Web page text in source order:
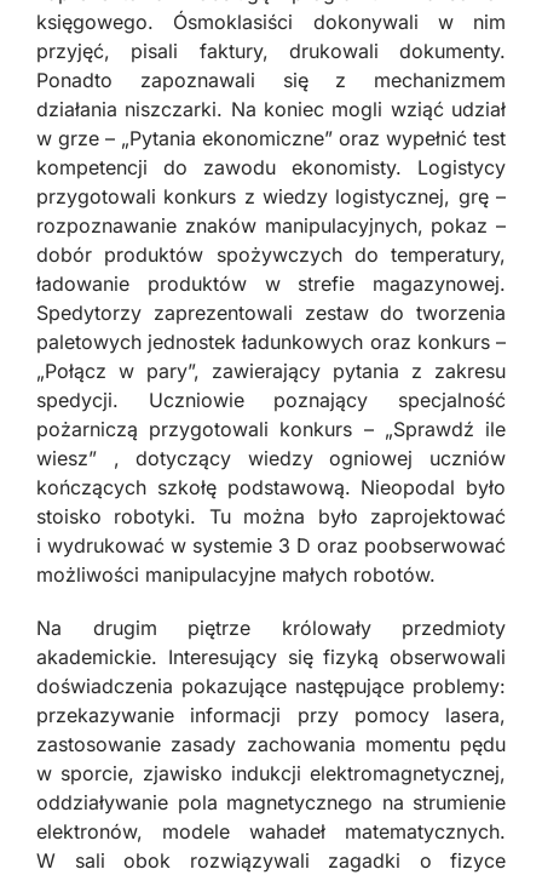
księgowego. Ósmoklasiści dokonywali w nim
przyjęć, pisali faktury, drukowali dokumenty.
Ponadto zapoznawali się z mechanizmem
działania niszczarki. Na koniec mogli wziąć udział
w grze – „Pytania ekonomiczne” oraz wypełnić test
kompetencji do zawodu ekonomisty. Logistycy
przygotowali konkurs z wiedzy logistycznej, grę –
rozpoznawanie znaków manipulacyjnych, pokaz –
dobór produktów spożywczych do temperatury,
ładowanie produktów w strefie magazynowej.
Spedytorzy zaprezentowali zestaw do tworzenia
paletowych jednostek ładunkowych oraz konkurs –
„Połącz w pary”, zawierający pytania z zakresu
spedycji. Uczniowie poznający specjalność
pożarniczą przygotowali konkurs – „Sprawdź ile
wiesz” , dotyczący wiedzy ogniowej uczniów
kończących szkołę podstawową. Nieopodal było
stoisko robotyki. Tu można było zaprojektować
i wydrukować w systemie 3 D oraz poobserwować
możliwości manipulacyjne małych robotów.
Na drugim piętrze królowały przedmioty
akademickie. Interesujący się fizyką obserwowali
doświadczenia pokazujące następujące problemy:
przekazywanie informacji przy pomocy lasera,
zastosowanie zasady zachowania momentu pędu
w sporcie, zjawisko indukcji elektromagnetycznej,
oddziaływanie pola magnetycznego na strumienie
elektronów, modele wahadeł matematycznych.
W sali obok rozwiązywali zagadki o fizyce